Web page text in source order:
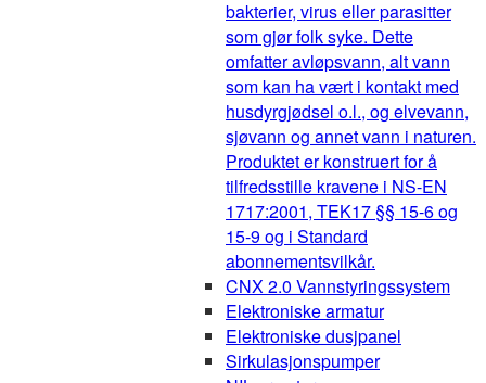
bakterier, virus eller parasitter
som gjør folk syke. Dette
omfatter avløpsvann, alt vann
som kan ha vært i kontakt med
husdyrgjødsel o.l., og elvevann,
sjøvann og annet vann i naturen.
Produktet er konstruert for å
tilfredsstille kravene i NS-EN
1717:2001, TEK17 §§ 15-6 og
15-9 og i Standard
abonnementsvilkår.
CNX 2.0 Vannstyringssystem
Elektroniske armatur
Elektroniske dusjpanel
Sirkulasjonspumper